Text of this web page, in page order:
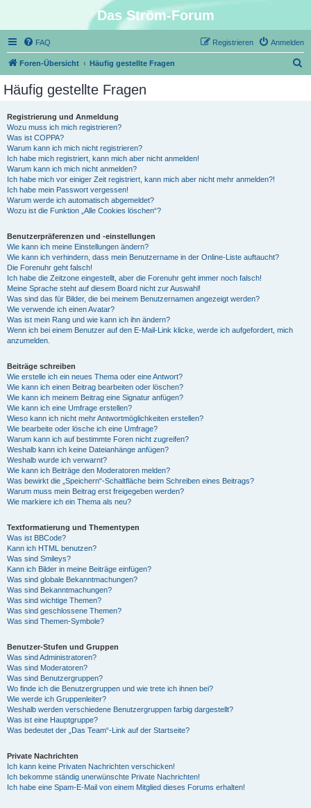
Das Ström-Forum
FAQ Anmelden
Registrieren
Foren-Übersicht Häufig gestellte Fragen
Häufig gestellte Fragen
Registrierung und Anmeldung
Wozu muss ich mich registrieren?
Was ist COPPA?
Warum kann ich mich nicht registrieren?
Ich habe mich registriert, kann mich aber nicht anmelden!
Warum kann ich mich nicht anmelden?
Ich habe mich vor einiger Zeit registriert, kann mich aber nicht mehr anmelden?!
Ich habe mein Passwort vergessen!
Warum werde ich automatisch abgemeldet?
Wozu ist die Funktion „Alle Cookies löschen“?
Benutzerpräferenzen und -einstellungen
Wie kann ich meine Einstellungen ändern?
Wie kann ich verhindern, dass mein Benutzername in der Online-Liste auftaucht?
Die Forenuhr geht falsch!
Ich habe die Zeitzone eingestellt, aber die Forenuhr geht immer noch falsch!
Meine Sprache steht auf diesem Board nicht zur Auswahl!
Was sind das für Bilder, die bei meinem Benutzernamen angezeigt werden?
Wie verwende ich einen Avatar?
Was ist mein Rang und wie kann ich ihn ändern?
Wenn ich bei einem Benutzer auf den E-Mail-Link klicke, werde ich aufgefordert, mich
anzumelden.
Beiträge schreiben
Wie erstelle ich ein neues Thema oder eine Antwort?
Wie kann ich einen Beitrag bearbeiten oder löschen?
Wie kann ich meinem Beitrag eine Signatur anfügen?
Wie kann ich eine Umfrage erstellen?
Wieso kann ich nicht mehr Antwortmöglichkeiten erstellen?
Wie bearbeite oder lösche ich eine Umfrage?
Warum kann ich auf bestimmte Foren nicht zugreifen?
Weshalb kann ich keine Dateianhänge anfügen?
Weshalb wurde ich verwarnt?
Wie kann ich Beiträge den Moderatoren melden?
Was bewirkt die „Speichern“-Schaltfläche beim Schreiben eines Beitrags?
Warum muss mein Beitrag erst freigegeben werden?
Wie markiere ich ein Thema als neu?
Textformatierung und Thementypen
Was ist BBCode?
Kann ich HTML benutzen?
Was sind Smileys?
Kann ich Bilder in meine Beiträge einfügen?
Was sind globale Bekanntmachungen?
Was sind Bekanntmachungen?
Was sind wichtige Themen?
Was sind geschlossene Themen?
Was sind Themen-Symbole?
Benutzer-Stufen und Gruppen
Was sind Administratoren?
Was sind Moderatoren?
Was sind Benutzergruppen?
Wo finde ich die Benutzergruppen und wie trete ich ihnen bei?
Wie werde ich Gruppenleiter?
Weshalb werden verschiedene Benutzergruppen farbig dargestellt?
Was ist eine Hauptgruppe?
Was bedeutet der „Das Team“-Link auf der Startseite?
Private Nachrichten
Ich kann keine Privaten Nachrichten verschicken!
Ich bekomme ständig unerwünschte Private Nachrichten!
Ich habe eine Spam-E-Mail von einem Mitglied dieses Forums erhalten!